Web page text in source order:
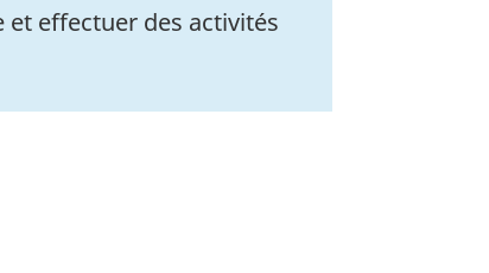
effectuer des activités